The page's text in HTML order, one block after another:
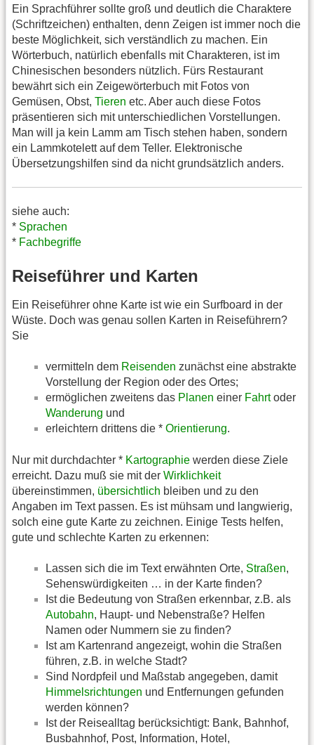
Ein Sprachführer sollte groß und deutlich die Charaktere
(Schriftzeichen) enthalten, denn Zeigen ist immer noch die
beste Möglichkeit, sich verständlich zu machen. Ein
Wörterbuch, natürlich ebenfalls mit Charakteren, ist im
Chinesischen besonders nützlich. Fürs Restaurant
bewährt sich ein Zeigewörterbuch mit Fotos von
Gemüsen, Obst, Tieren etc. Aber auch diese Fotos
präsentieren sich mit unterschiedlichen Vorstellungen.
Man will ja kein Lamm am Tisch stehen haben, sondern
ein Lammkotelett auf dem Teller. Elektronische
Übersetzungshilfen sind da nicht grundsätzlich anders.
siehe auch:
* Sprachen
* Fachbegriffe
Reiseführer und Karten
Ein Reiseführer ohne Karte ist wie ein Surfboard in der
Wüste. Doch was genau sollen Karten in Reiseführern?
Sie
vermitteln dem Reisenden zunächst eine abstrakte
Vorstellung der Region oder des Ortes;
ermöglichen zweitens das Planen einer Fahrtoder
Wanderung und
erleichtern drittens die * Orientierung.
Nur mit durchdachter * Kartographie werden diese Ziele
erreicht. Dazu muß sie mit der Wirklichkeit
übereinstimmen, übersichtlich bleiben und zu den
Angaben im Text passen. Es ist mühsam und langwierig,
solch eine gute Karte zu zeichnen. Einige Tests helfen,
gute und schlechte Karten zu erkennen:
Lassen sich die im Text erwähnten Orte, Straßen,
Sehenswürdigkeiten … in der Karte finden?
Ist die Bedeutung von Straßen erkennbar, z.B. als
Autobahn, Haupt- und Nebenstraße? Helfen
Namen oder Nummern sie zu finden?
Ist am Kartenrand angezeigt, wohin die Straßen
führen, z.B. in welche Stadt?
Sind Nordpfeil und Maßstab angegeben, damit
Himmelsrichtungen und Entfernungen gefunden
werden können?
Ist der Reisealltag berücksichtigt: Bank, Bahnhof,
Busbahnhof, Post, Information, Hotel,